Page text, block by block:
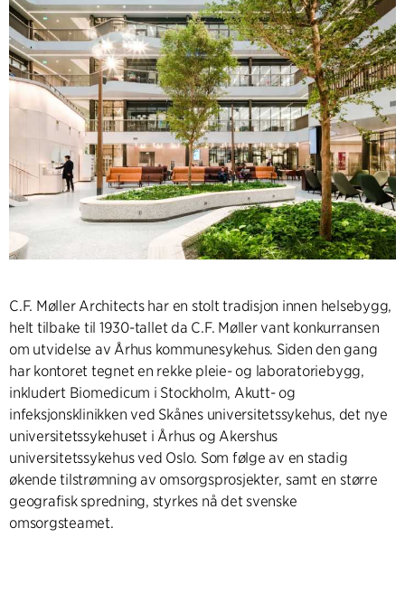
C.F. Møller Architects har en stolt tradisjon innen helsebygg,
helt tilbake til 1930-tallet da C.F. Møller vant konkurransen
om utvidelse av Århus kommunesykehus. Siden den gang
har kontoret tegnet en rekke pleie- og laboratoriebygg,
inkludert Biomedicum i Stockholm, Akutt- og
infeksjonsklinikken ved Skånes universitetssykehus, det nye
universitetssykehuset i Århus og Akershus
universitetssykehus ved Oslo. Som følge av en stadig
økende tilstrømning av omsorgsprosjekter, samt en større
geografisk spredning, styrkes nå det svenske
omsorgsteamet.